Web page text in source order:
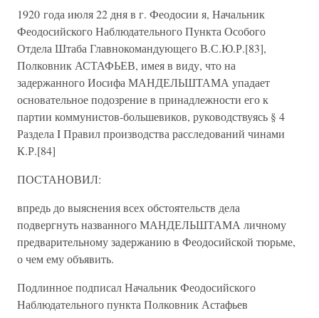
1920 года июля 22 дня в г. Феодосии я, Начальник
Феодосийского Наблюдательного Пункта Особого
Отдела Штаба Главнокомандующего В.С.Ю.Р.[83],
Полковник АСТАФЬЕВ, имея в виду, что на
задержанного Иосифа МАНДЕЛЬШТАМА упадает
основательное подозрение в принадлежности его к
партии коммунистов-большевиков, руководствуясь § 4
Раздела I Правил производства расследований чинами
К.Р.[84]
ПОСТАНОВИЛ:
впредь до выяснения всех обстоятельств дела
подвергнуть названного МАНДЕЛЬШТАМА личному
предварительному задержанию в Феодосийской тюрьме,
о чем ему объявить.
Подлинное подписал Начальник Феодосийского
Наблюдательного пункта Полковник Астафьев